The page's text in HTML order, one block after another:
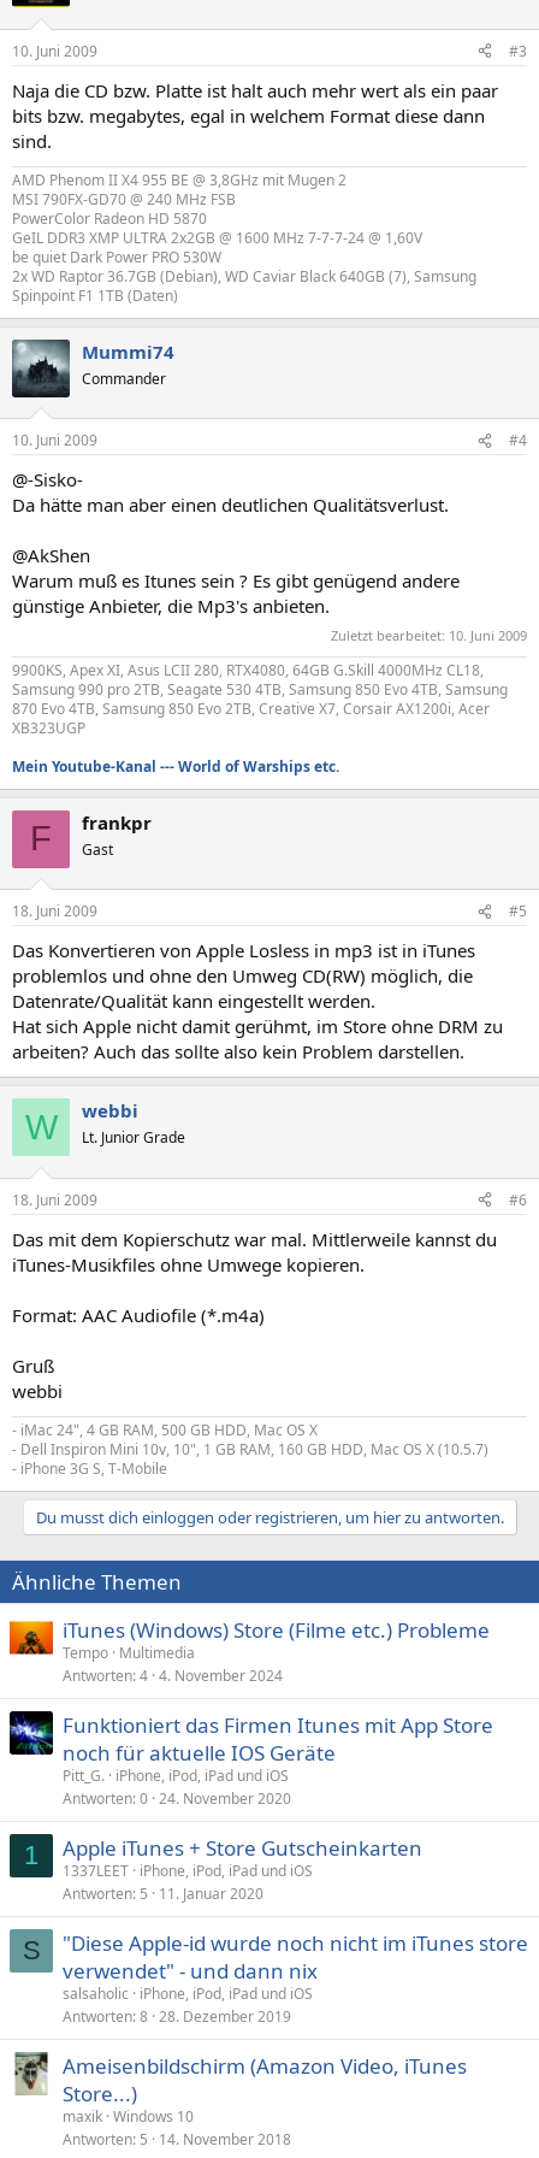
10. Juni 2009 #3
Naja die CD bzw. Platte ist halt auch mehr wert als ein paar
bits bzw. megabytes, egal in welchem Format diese dann
sind.
AMD Phenom II X4 955 BE @ 3,8GHz mit Mugen 2
MSI 790FX-GD70 @ 240 MHz FSB
PowerColor Radeon HD 5870
GeIL DDR3 XMP ULTRA 2x2GB @ 1600 MHz 7-7-7-24 @ 1,60V
be quiet Dark Power PRO 530W
2x WD Raptor 36.7GB (Debian), WD Caviar Black 640GB (7), Samsung
Spinpoint F1 1TB (Daten)
Mummi74
Commander
10. Juni 2009 #4
@-Sisko-
Da hätte man aber einen deutlichen Qualitätsverlust.
@AkShen
Warum muß es Itunes sein ? Es gibt genügend andere
günstige Anbieter, die Mp3's anbieten.
Zuletzt bearbeitet: 10. Juni 2009
9900KS, Apex XI, Asus LCII 280, RTX4080, 64GB G.Skill 4000MHz CL18,
Samsung 990 pro 2TB, Seagate 530 4TB, Samsung 850 Evo 4TB, Samsung
870 Evo 4TB, Samsung 850 Evo 2TB, Creative X7, Corsair AX1200i, Acer
XB323UGP
Mein Youtube-Kanal --- World of Warships etc.
F frankpr
Gast
18. Juni 2009 #5
Das Konvertieren von Apple Losless in mp3 ist in iTunes
problemlos und ohne den Umweg CD(RW) möglich, die
Datenrate/Qualität kann eingestellt werden.
Hat sich Apple nicht damit gerühmt, im Store ohne DRM zu
arbeiten? Auch das sollte also kein Problem darstellen.
W webbi
Lt. Junior Grade
18. Juni 2009 #6
Das mit dem Kopierschutz war mal. Mittlerweile kannst du
iTunes-Musikfiles ohne Umwege kopieren.
Format: AAC Audiofile (*.m4a)
Gruß
webbi
- iMac 24", 4 GB RAM, 500 GB HDD, Mac OS X
- Dell Inspiron Mini 10v, 10", 1 GB RAM, 160 GB HDD, Mac OS X (10.5.7)
- iPhone 3G S, T-Mobile
Du musst dich einloggen oder registrieren, um hier zu antworten.
Ähnliche Themen
iTunes (Windows) Store (Filme etc.) Probleme
Tempo Multimedia
Antworten 4 4. November 2024
Funktioniert das Firmen Itunes mit App Store
noch für aktuelle IOS Geräte
Pitt_G. iPhone, iPod, iPad und iOS
Antworten 0 24. November 2020
1 Apple iTunes + Store Gutscheinkarten
1337LEET iPhone, iPod, iPad und iOS
Antworten 5 11. Januar 2020
S
"Diese Apple-id wurde noch nicht im iTunes store
verwendet" - und dann nix
salsaholic
iPhone, iPod, iPad und iOS
Antworten 8 28. Dezember 2019
Ameisenbildschirm (Amazon Video, iTunes
Store...)
maxik Windows 10
Antworten 5 14. November 2018